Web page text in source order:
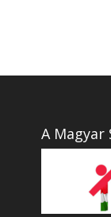
A Magyar